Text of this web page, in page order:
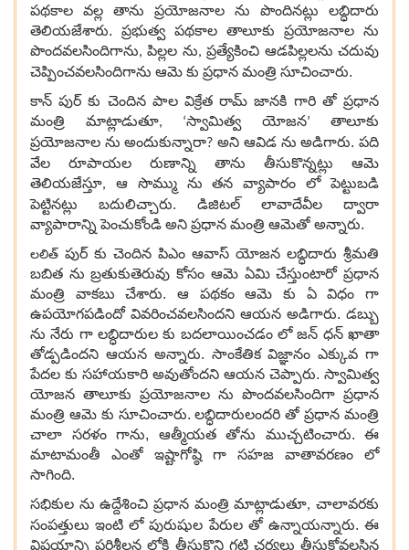
పథకాల వల్ల తాను ప్రయోజనాల ను పొందినట్లు లబ్ధిదారు
తెలియజేశారు. ప్రభుత్వ పథకాల తాలూకు ప్రయోజనాల ను
పొందవలసిందిగాను,పిల్లల ను,ప్రత్యేకించి ఆడపిల్లలను చదువు
చెప్పించవలసిందిగాను ఆమె కు ప్రధాన మంత్రి సూచించారు.
కాన్ పుర్ కు చెందిన పాల విక్రేత రామ్ జానకి గారి తో ప్రధాన
మంత్రి మాట్లాడుతూ, ‘స్వామిత్వ యోజన’ తాలూకు
ప్రయోజనాల ను అందుకున్నారా?అని ఆవిడ ను అడిగారు. పది
వేల రూపాయల రుణాన్ని తాను తీసుకొన్నట్లు ఆమె
తెలియజేస్తూ, ఆ సొమ్ము ను తన వ్యాపారం లో పెట్టుబడి
పెట్టినట్లు బదులిచ్చారు. డిజిటల్ లావాదేవీల ద్వారా
వ్యాపారాన్ని పెంచుకోండి అని ప్రధాన మంత్రి ఆమెతో అన్నారు.
లలిత్ పుర్ కు చెందిన పిఎం ఆవాస్ యోజన లబ్ధిదారు శ్రీమతి
బబిత ను బ్రతుకుతెరువు కోసం ఆమె ఏమి చేస్తుంటారో ప్రధాన
మంత్రి వాకబు చేశారు. ఆ పథకం ఆమె కు ఏ విధం గా
ఉపయోగపడిందో వివరించవలసిందని ఆయన అడిగారు. డబ్బు
ను నేరు గా లబ్ధిదారుల కు బదలాయించడం లో జన్ ధన్ ఖాతా
తోడ్పడిందని ఆయన అన్నారు. సాంకేతిక విజ్ఞానం ఎక్కువ గా
పేదల కు సహాయకారి అవుతోందని ఆయన చెప్పారు. స్వామిత్వ
యోజన తాలూకు ప్రయోజనాల ను పొందవలసిందిగా ప్రధాన
మంత్రి ఆమె కు సూచించారు. లబ్ధిదారులందరి తో ప్రధాన మంత్రి
చాలా సరళం గాను, ఆత్మీయత తోను ముచ్చటించారు. ఈ
మాటామంతీ ఎంతో ఇష్టాగోష్ఠి గా సహజ వాతావరణం లో
సాగింది.
సభికుల ను ఉద్దేశించి ప్రధాన మంత్రి మాట్లాడుతూ,చాలావరకు
సంపత్తులు ఇంటి లో పురుషుల పేరుల తో ఉన్నాయన్నారు. ఈ
విషయాన్ని పరిశీలన లోకి తీసుకొని గట్టి చర్యలు తీసుకోవలసిన